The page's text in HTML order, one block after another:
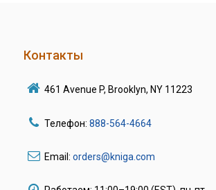
Контакты
461 Avenue P, Brooklyn, NY 11223
Телефон: 888-564-4664
Email: orders@kniga.com